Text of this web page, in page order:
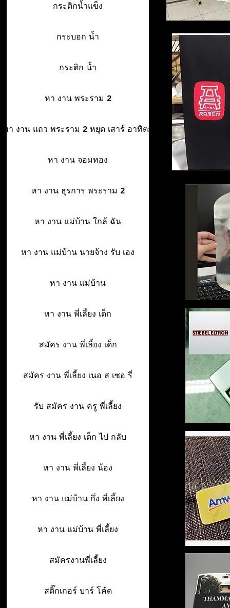
กระติกน้ำแข็ง
กระบอก น้ำ
กระติก น้ำ
หา งาน พระราม 2
หา งาน แถว พระราม 2 หยุด เสาร์ อาทิตย์
หา งาน จอมทอง
หา งาน ธุรการ พระราม 2
หา งาน แม่บ้าน ใกล้ ฉัน
หา งาน แม่บ้าน นายจ้าง รับ เอง
หา งาน แม่บ้าน
หา งาน พี่เลี้ยง เด็ก
สมัคร งาน พี่เลี้ยง เด็ก
สมัคร งาน พี่เลี้ยง เนอ ส เซอ รี่
รับ สมัคร งาน ครู พี่เลี้ยง
หา งาน พี่เลี้ยง เด็ก ไป กลับ
หา งาน พี่เลี้ยง น้อง
หา งาน แม่บ้าน กึ่ง พี่เลี้ยง
หา งาน แม่บ้าน พี่เลี้ยง
สมัครงานพี่เลี้ยง
สติ๊กเกอร์ บาร์ โค้ด